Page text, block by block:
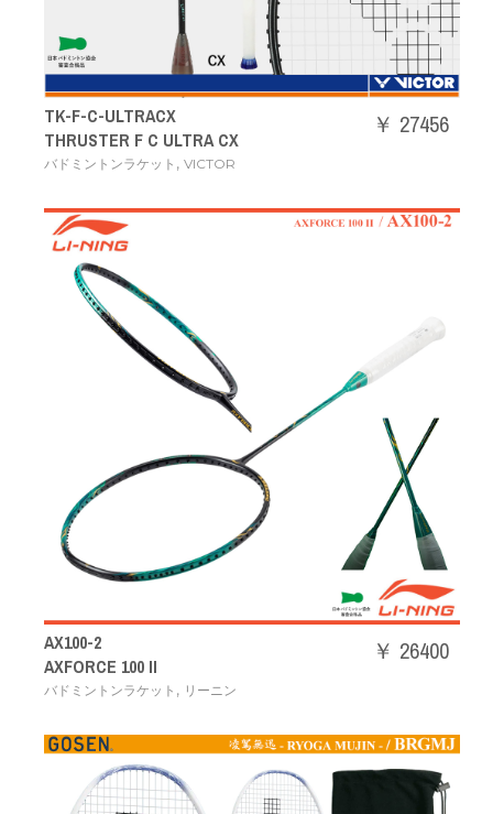
TK-F-C-ULTRACX
THRUSTER F C ULTRA CX
バドミントンラケット , VICTOR
￥ 27456
AX100-2
AXFORCE 100 II
バドミントンラケット , リーニン
￥ 26400